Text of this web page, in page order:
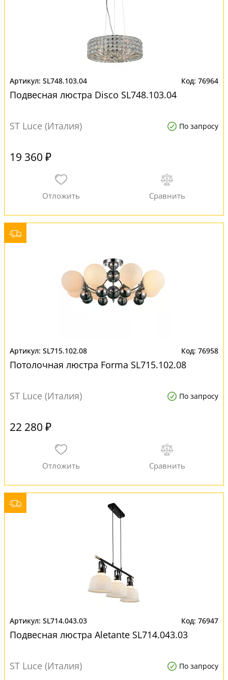
SL748.103.04 76964
Подвесная люстра Disco SL748.103.04
ST Luce (Италия) По запросу
19 360 ₽
SL715.102.08 76958
Потолочная люстра Forma SL715.102.08
ST Luce (Италия) По запросу
22 280 ₽
SL714.043.03 76947
Подвесная люстра Aletante SL714.043.03
ST Luce (Италия) По запросу